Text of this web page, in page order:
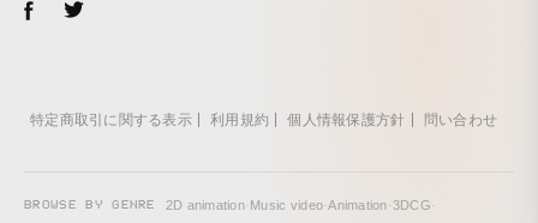
特定商取引に関する表示 利用規約 個人情報保護方針 問い合わせ
BROWSE BY GENRE 2D animation· Music video·Animation·3DCG·